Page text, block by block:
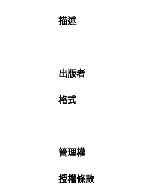
描述
出版者
格式
管理權
授權條款